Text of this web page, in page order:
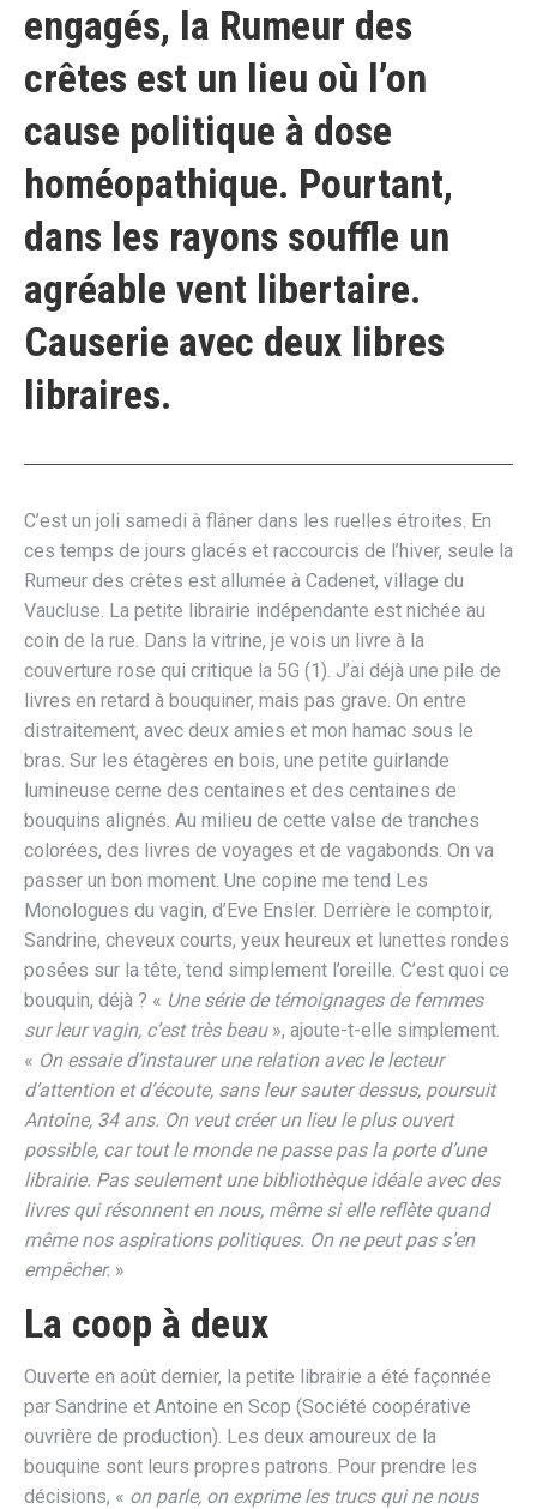
engagés, la Rumeur des
crêtes est un lieu où l’on
cause politique à dose
homéopathique. Pourtant,
dans les rayons souffle un
agréable vent libertaire.
Causerie avec deux libres
libraires.
C’est un joli samedi à flâner dans les ruelles étroites. En
ces temps de jours glacés et raccourcis de l’hiver, seule la
Rumeur des crêtes est allumée à Cadenet, village du
Vaucluse. La petite librairie indépendante est nichée au
coin de la rue. Dans la vitrine, je vois un livre à la
couverture rose qui critique la 5G (1). J’ai déjà une pile de
livres en retard à bouquiner, mais pas grave. On entre
distraitement, avec deux amies et mon hamac sous le
bras. Sur les étagères en bois, une petite guirlande
lumineuse cerne des centaines et des centaines de
bouquins alignés. Au milieu de cette valse de tranches
colorées, des livres de voyages et de vagabonds. On va
passer un bon moment. Une copine me tend Les
Monologues du vagin, d’Eve Ensler. Derrière le comptoir,
Sandrine, cheveux courts, yeux heureux et lunettes rondes
posées sur la tête, tend simplement l’oreille. C’est quoi ce
bouquin, déjà ? « Une série de témoignages de femmes
sur leur vagin, c’est très beau», ajoute-t-elle simplement.
« On essaie d’instaurer une relation avec le lecteur
d’attention et d’écoute, sans leur sauter dessus, poursuit
Antoine, 34 ans. On veut créer un lieu le plus ouvert
possible, car tout le monde ne passe pas la porte d’une
librairie. Pas seulement une bibliothèque idéale avec des
livres qui résonnent en nous, même si elle reflète quand
même nos aspirations politiques. On ne peut pas s’en
empêcher. »
La coop à deux
Ouverte en août dernier, la petite librairie a été façonnée
par Sandrine et Antoine en Scop (Société coopérative
ouvrière de production). Les deux amoureux de la
bouquine sont leurs propres patrons. Pour prendre les
décisions, « on parle, on exprime les trucs qui ne nous